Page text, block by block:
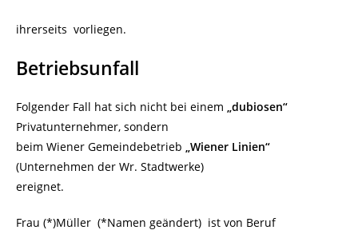
ihrerseits vorliegen.
Betriebsunfall
Folgender Fall hat sich nicht bei einem „dubiosen“
Privatunternehmer, sondern
beim Wiener Gemeindebetrieb „Wiener Linien“
(Unternehmen der Wr. Stadtwerke)
ereignet.
Frau (*)Müller (*Namen geändert) ist von Beruf